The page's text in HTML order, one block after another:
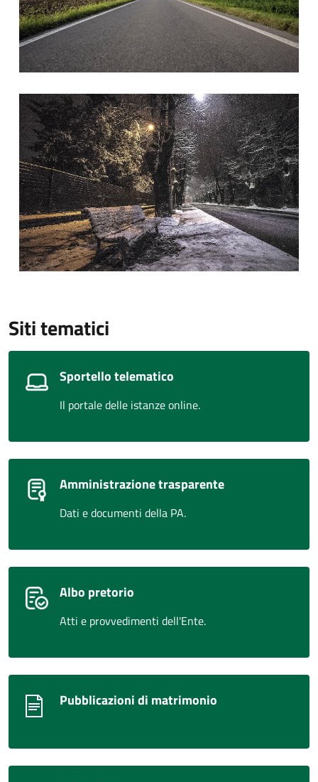
Siti tematici
Sportello telematico
Il portale delle istanze online.
Amministrazione trasparente
Dati e documenti della PA.
Albo pretorio
Atti e provvedimenti dell'Ente.
Pubblicazioni di matrimonio